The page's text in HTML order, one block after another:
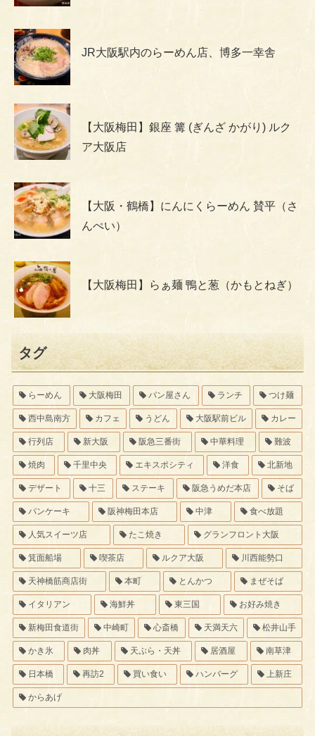
JR大阪駅内のらーめん店、博多一幸舎
【大阪梅田】銀座 篝 (ぎんざ かがり) ルク
ア大阪店
【大阪・鶴橋】にんにくらーめん 賛平（さ
んぺい）
【大阪梅田】らぁ麺 鴨と葱（かもとねぎ）
タグ
らーめん 大阪梅田 パン屋さん ランチ つけ麺
西中島南方 カフェ うどん 大阪駅前ビル カレー
行列店 新大阪 阪急三番街 中華料理 難波
焼肉 千里中央 エキスポシティ 洋食 北新地
デザート 十三 ステーキ 阪急うめだ本店 そば
パンケーキ 阪神梅田本店 中津 食べ放題
人気スイーツ店 たこ焼き グランフロント大阪
箕面船場 喫茶店 ルクア大阪 川西能勢口
天神橋筋商店街 本町 とんかつ まぜそば
イタリアン 海鮮丼 東三国 お好み焼き
新梅田食道街 中崎町 心斎橋 天満天六 松井山手
かき氷 肉丼 天ぷら・天丼 居酒屋 南草津
日本橋 再訪2 買い食い ハンバーグ 上新庄
からあげ